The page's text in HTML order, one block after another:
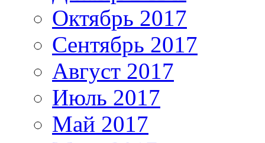
Октябрь 2017
Сентябрь 2017
Август 2017
Июль 2017
Май 2017